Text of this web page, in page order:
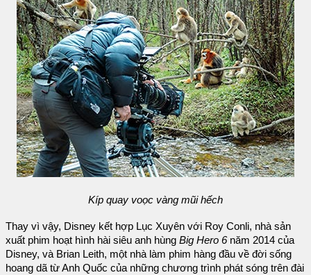
Kíp quay voọc vàng mũi hếch
Thay vì vậy, Disney kết hợp Lục Xuyên với Roy Conli, nhà sản
xuất phim hoạt hình hài siêu anh hùng Big Hero 6năm 2014 của
Disney, và Brian Leith, một nhà làm phim hàng đầu về đời sống
hoang dã từ Anh Quốc của những chương trình phát sóng trên đài